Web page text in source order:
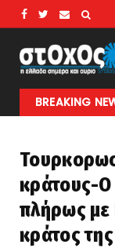
BREAKING
Ετοιμαστείτε!
κράτους-
πλήρως με
κράτος